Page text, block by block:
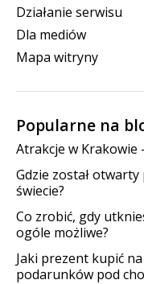
Działanie serwisu
Dla mediów
Mapa witryny
Popularne na
Atrakcje w Krakowie
Gdzie został
świecie?
Co zrobić, gdy
ogóle możliwe?
Jaki prezent kupić
podarunków pod